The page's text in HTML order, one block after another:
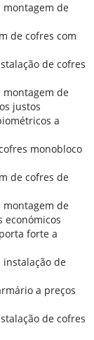
montagem de
de cofres com
de cofres
montagem de
justos
a
monobloco
de cofres de
montagem de
económicos
forte a
instalação de
a preços
de cofres